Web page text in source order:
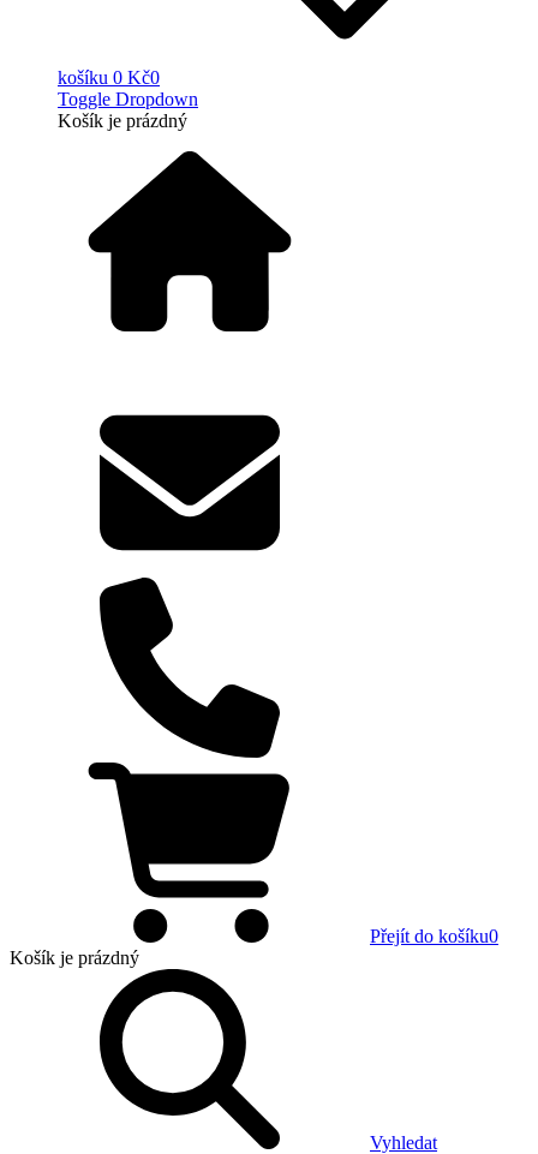
košíku 0 Kč0
Toggle Dropdown
Košík je prázdný
Přejít do košíku0
Košík je prázdný
Vyhledat